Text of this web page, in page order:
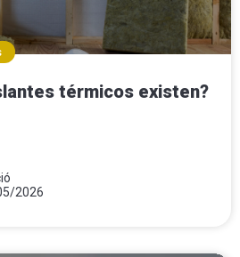
térmicos existen?
2026